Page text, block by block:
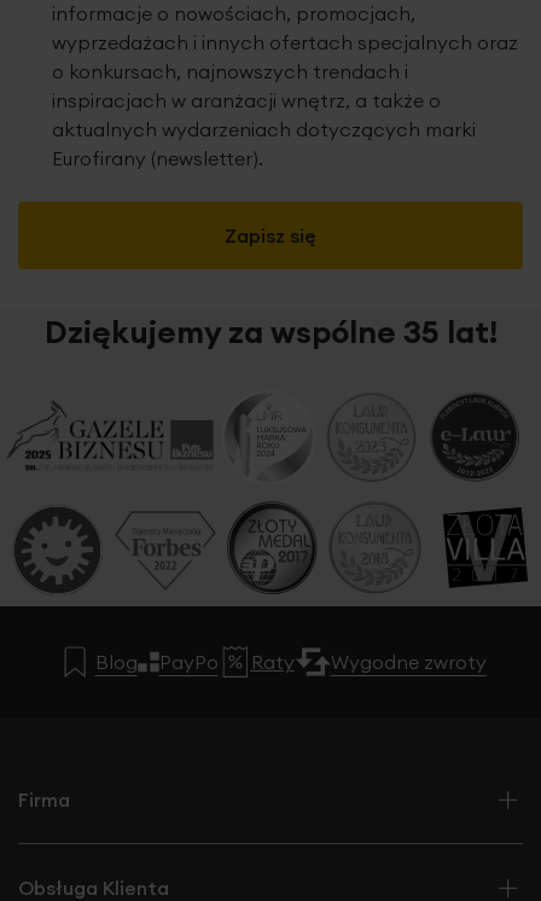
Zapisz się
informacje o nowościach, promocjach,
wyprzedażach i innych ofertach specjalnych oraz
o konkursach, najnowszych trendach i
inspiracjach w aranżacji wnętrz, a także o
aktualnych wydarzeniach dotyczących marki
Eurofirany (newsletter).
Dziękujemy za wspólne 35 lat!
Blog PayPo Raty Wygodne zwroty
Firma
Obsługa Klienta